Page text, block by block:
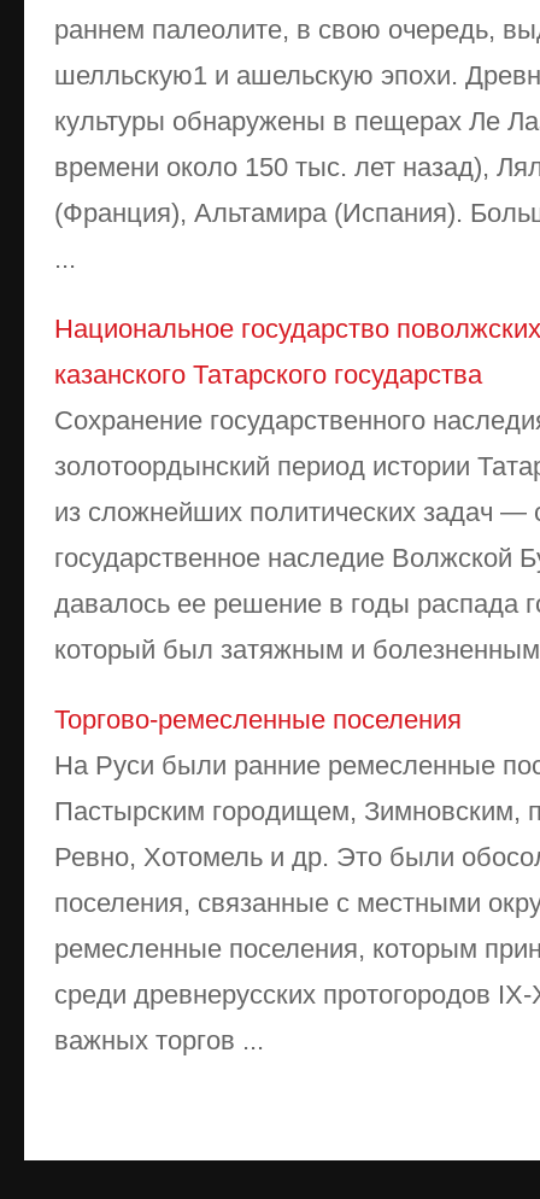
раннем палеолите, в свою очередь,
шелльскую1 и ашельскую эпохи.
культуры обнаружены в пещерах Ле
времени около 150 тыс. лет назад),
(Франция), Альтамира (Испания).
...
Национальное государство
казанского Татарского государства
Сохранение государственного
золотоордынский период истории
из сложнейших политических задач —
государственное наследие Волжской
давалось ее решение в годы распада
который был затяжным и
Торгово-ремесленные поселения
На Руси были ранние ремесленные
Пастырским городищем, Зимновским,
Ревно, Хотомель и др. Это были
поселения, связанные с местными
ремесленные поселения, которым
среди древнерусских протогоро­дов
важных торгов ...